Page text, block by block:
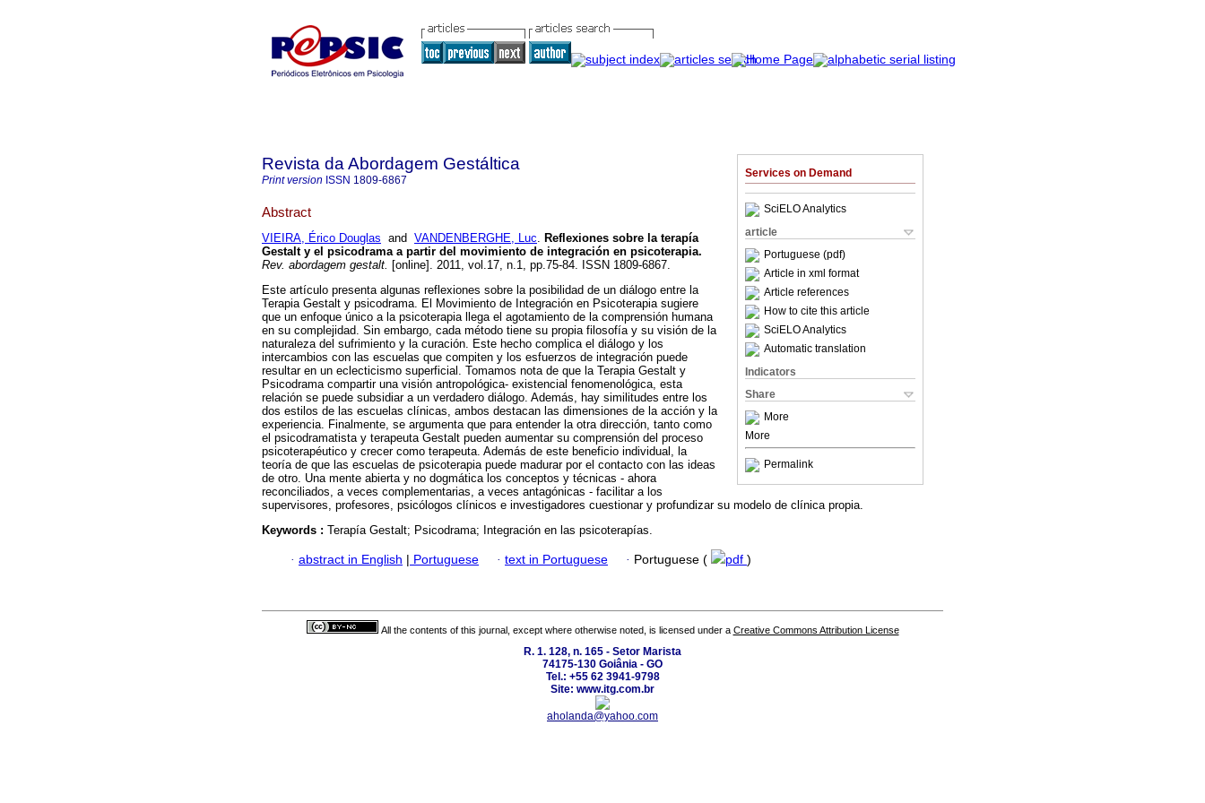
Services on Demand
SciELO Analytics
article
Portuguese (pdf)
Article in xml format
Article references
How to cite this article
SciELO Analytics
Automatic translation
Indicators
Share
More
More
Permalink
Revista da Abordagem Gestáltica
Print version ISSN 1809-6867
Abstract
VIEIRA, Érico Douglas and VANDENBERGHE, Luc. Reflexiones sobre la terapía
Gestalt y el psicodrama a partir del movimiento de integración en psicoterapia.
Rev. abordagem gestalt. [online]. 2011, vol.17, n.1, pp.75-84. ISSN 1809-6867.
Este artículo presenta algunas reflexiones sobre la posibilidad de un diálogo entre la
Terapia Gestalt y psicodrama. El Movimiento de Integración en Psicoterapia sugiere
que un enfoque único a la psicoterapia llega el agotamiento de la comprensión humana
en su complejidad. Sin embargo, cada método tiene su propia filosofía y su visión de la
naturaleza del sufrimiento y la curación. Este hecho complica el diálogo y los
intercambios con las escuelas que compiten y los esfuerzos de integración puede
resultar en un eclecticismo superficial. Tomamos nota de que la Terapia Gestalt y
Psicodrama compartir una visión antropológica- existencial fenomenológica, esta
relación se puede subsidiar a un verdadero diálogo. Además, hay similitudes entre los
dos estilos de las escuelas clínicas, ambos destacan las dimensiones de la acción y la
experiencia. Finalmente, se argumenta que para entender la otra dirección, tanto como
el psicodramatista y terapeuta Gestalt pueden aumentar su comprensión del proceso
psicoterapéutico y crecer como terapeuta. Además de este beneficio individual, la
teoría de que las escuelas de psicoterapia puede madurar por el contacto con las ideas
de otro. Una mente abierta y no dogmática los conceptos y técnicas - ahora
reconciliados, a veces complementarias, a veces antagónicas - facilitar a los
supervisores, profesores, psicólogos clínicos e investigadores cuestionar y profundizar su modelo de clínica propia.
Keywords : Terapía Gestalt; Psicodrama; Integración en las psicoterapías.
· abstract in English | Portuguese · text in Portuguese · Portuguese ( pdf )
All the contents of this journal, except where otherwise noted, is licensed under a Creative Commons Attribution License
R. 1. 128, n. 165 - Setor Marista
74175-130 Goiânia - GO
Tel.: +55 62 3941-9798
Site: www.itg.com.br
aholanda@yahoo.com